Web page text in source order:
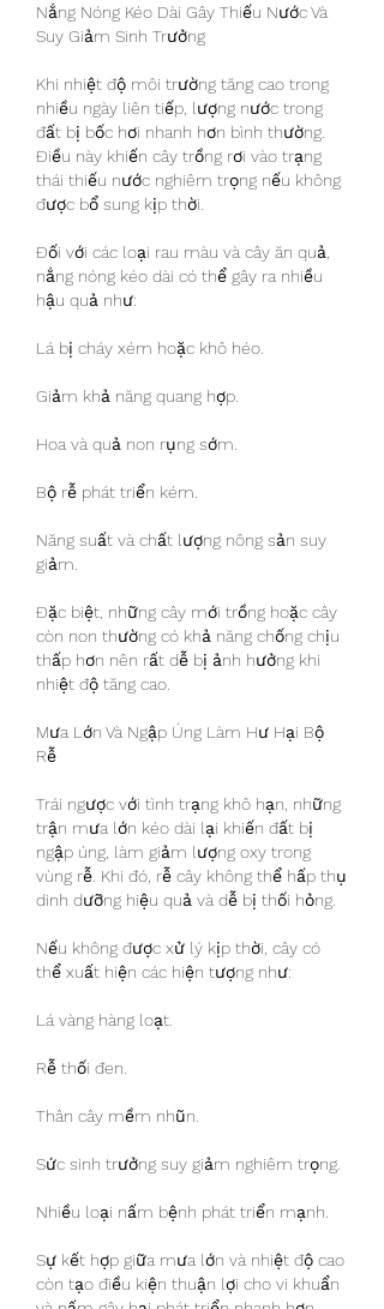
Nắng Nóng Kéo Dài Gây Thiếu Nước Và
Suy Giảm Sinh Trưởng
Khi nhiệt độ môi trường tăng cao trong
nhiều ngày liên tiếp, lượng nước trong
đất bị bốc hơi nhanh hơn bình thường.
Điều này khiến cây trồng rơi vào trạng
thái thiếu nước nghiêm trọng nếu không
được bổ sung kịp thời.
Đối với các loại rau màu và cây ăn quả,
nắng nóng kéo dài có thể gây ra nhiều
hậu quả như:
Lá bị cháy xém hoặc khô héo.
Giảm khả năng quang hợp.
Hoa và quả non rụng sớm.
Bộ rễ phát triển kém.
Năng suất và chất lượng nông sản suy
giảm.
Đặc biệt, những cây mới trồng hoặc cây
còn non thường có khả năng chống chịu
thấp hơn nên rất dễ bị ảnh hưởng khi
nhiệt độ tăng cao.
Mưa Lớn Và Ngập Úng Làm Hư Hại Bộ
Rễ
Trái ngược với tình trạng khô hạn, những
trận mưa lớn kéo dài lại khiến đất bị
ngập úng, làm giảm lượng oxy trong
vùng rễ. Khi đó, rễ cây không thể hấp thụ
dinh dưỡng hiệu quả và dễ bị thối hỏng.
Nếu không được xử lý kịp thời, cây có
thể xuất hiện các hiện tượng như:
Lá vàng hàng loạt.
Rễ thối đen.
Thân cây mềm nhũn.
Sức sinh trưởng suy giảm nghiêm trọng.
Nhiều loại nấm bệnh phát triển mạnh.
Sự kết hợp giữa mưa lớn và nhiệt độ cao
còn tạo điều kiện thuận lợi cho vi khuẩn